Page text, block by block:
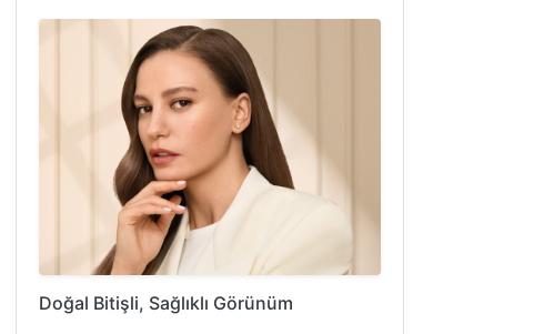
Doğal Bitişli, Sağlıklı Görünüm